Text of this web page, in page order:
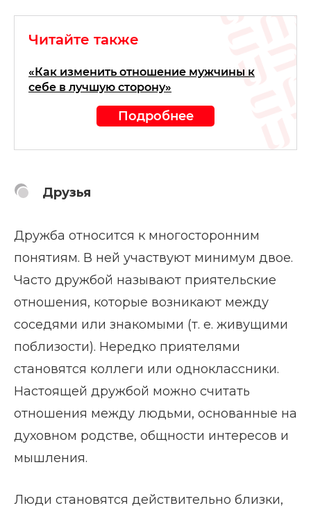
Читайте также
«Как изменить отношение мужчины к
себе в лучшую сторону»
Подробнее
Друзья
Дружба относится к многосторонним
понятиям. В ней участвуют минимум двое.
Часто дружбой называют приятельские
отношения, которые возникают между
соседями или знакомыми (т. е. живущими
поблизости). Нередко приятелями
становятся коллеги или одноклассники.
Настоящей дружбой можно считать
отношения между людьми, основанные на
духовном родстве, общности интересов и
мышления.
Люди становятся действительно близки,